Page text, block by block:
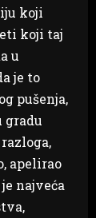
koji
koji taj
u
je to
pušenja,
gradu
apelirao
najveća